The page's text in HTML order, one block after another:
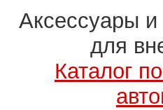
Аксессуары
для
Каталог